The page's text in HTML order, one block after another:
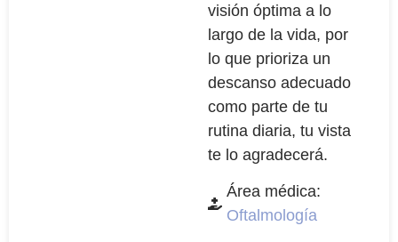
visión óptima a lo
largo de la vida, por
lo que prioriza un
descanso adecuado
como parte de tu
rutina diaria, tu vista
te lo agradecerá.
Área médica:
Oftalmología